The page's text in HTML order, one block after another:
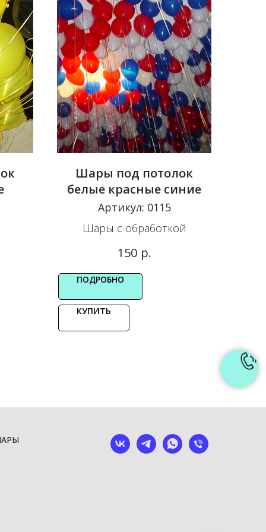
Шары под потолок
белые красные синие
Артикул: 0115
Шары с обработкой
150 р.
ПОДРОБНО
КУПИТЬ